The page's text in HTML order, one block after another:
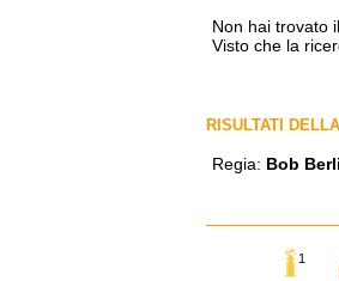
Non hai trovato
Visto che la
RISULTATI
Regia: Bob
1